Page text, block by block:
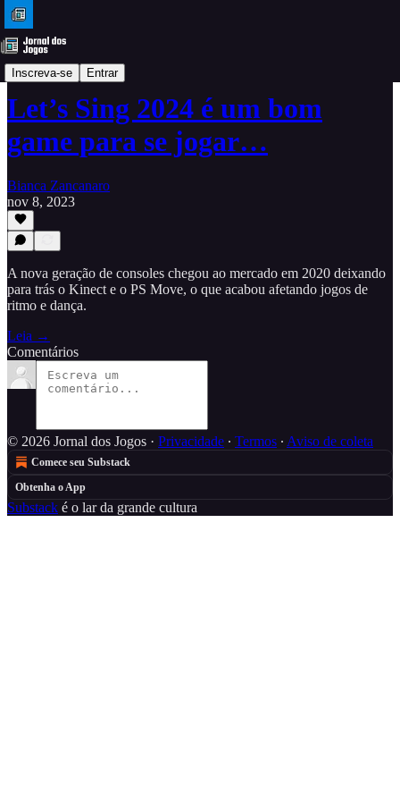
Inscreva-se Entrar
Análises
Let’s Sing 2024 é um bom
game para se jogar…
Bianca Zancanaro
nov 8, 2023
A nova geração de consoles chegou ao mercado em 2020 deixando
para trás o Kinect e o PS Move, o que acabou afetando jogos de
ritmo e dança.
Leia →
Comentários
© 2026 Jornal dos Jogos · Privacidade ∙ Termos ∙ Aviso de coleta
Comece seu Substack
Obtenha o App
Substack é o lar da grande cultura